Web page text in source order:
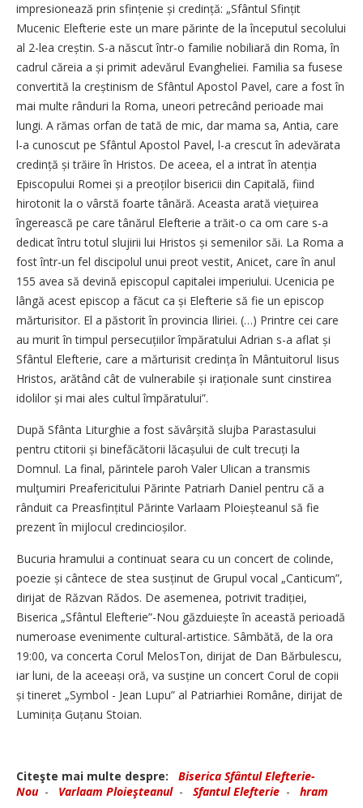
impresionează prin sfințenie și credință: „Sfântul Sfințit
Mucenic Elefterie este un mare părinte de la începutul secolului
al 2-lea creștin. S-a născut într-o familie nobiliară din Roma, în
cadrul căreia a și primit adevărul Evangheliei. Familia sa fusese
convertită la creștinism de Sfântul Apostol Pavel, care a fost în
mai multe rânduri la Roma, uneori petrecând perioade mai
lungi. A rămas orfan de tată de mic, dar mama sa, Antia, care
l-a cunoscut pe Sfântul Apostol Pavel, l-a crescut în adevărata
credință și trăire în Hristos. De aceea, el a intrat în atenția
Episcopului Romei și a preoților bisericii din Capitală, fiind
hirotonit la o vârstă foarte tânără. Aceasta arată viețuirea
îngerească pe care tânărul Elefterie a trăit-o ca om care s-a
dedicat întru totul slujirii lui Hristos și semenilor săi. La Roma a
fost într-un fel discipolul unui preot vestit, Anicet, care în anul
155 avea să devină episcopul capitalei imperiului. Ucenicia pe
lângă acest episcop a făcut ca și Elefterie să fie un episcop
mărturisitor. El a păstorit în provincia Iliriei. (…) Printre cei care
au murit în timpul persecuțiilor împăratului Adrian s-a aflat și
Sfântul Elefterie, care a mărturisit credința în Mântuitorul Iisus
Hristos, arătând cât de vulnerabile și iraționale sunt cinstirea
idolilor și mai ales cultul împăratului”.
După Sfânta Liturghie a fost săvârșită slujba Parastasului
pentru ctitorii și binefăcătorii lăca­șu­lui de cult trecuți la
Domnul. La final, părintele paroh Valer Ulican a transmis
mulţumiri Preafericitului Părinte Patriarh Daniel pentru că a
rânduit ca Prea­sfințitul Părinte Varlaam Ploieș­tea­nul să fie
prezent în mijlocul credincio­șilor.
Bucuria hramului a continuat seara cu un concert de colinde,
poezie și cântece de stea susținut de Grupul vocal „Canticum”,
dirijat de Răzvan Rădos. De asemenea, potrivit tradiției,
Biserica „Sfântul Elefterie”-Nou găzduiește în această perioadă
numeroase evenimente cultural-artistice. Sâmbătă, de la ora
19:00, va concerta Corul MelosTon, dirijat de Dan Bărbulescu,
iar luni, de la aceeași oră, va sus­ține un concert Corul de copii
și tineret „Symbol - Jean Lupu” al Patriarhiei Române, dirijat de
Lu­mi­nița Guțanu Stoian.
Citeşte mai multe despre:
Biserica Sfântul Elefterie-
Nou- Varlaam Ploieşteanul- Sfantul Elefterie - hram